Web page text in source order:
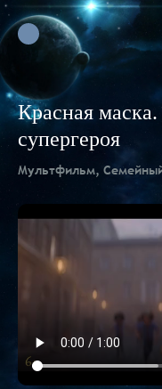
Красная
супергероя
Мультфильм,